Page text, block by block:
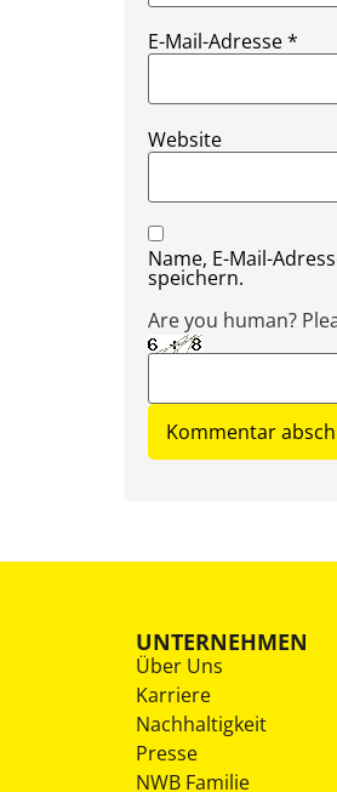
E-Mail-Adresse*
Website
Name, E-Mail-
speichern.
Are you human?
UNTERNEHMEN
Über Uns
Karriere
Nachhaltigkeit
Presse
NWB Familie